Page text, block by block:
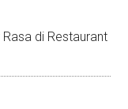
Rasa di Restaurant